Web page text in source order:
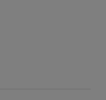
płatności